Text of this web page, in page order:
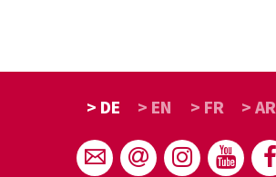
> DE > EN > FR